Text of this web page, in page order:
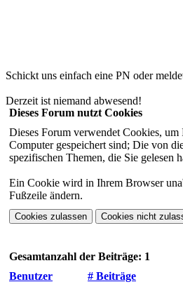
Schickt uns einfach eine PN oder
Derzeit ist niemand abwesend!
Dieses Forum nutzt Cookies
Dieses Forum verwendet Cookies,
Computer gespeichert sind; Die von
spezifischen Themen, die Sie gelesen
Ein Cookie wird in Ihrem Browser
Fußzeile ändern.
Gesamtanzahl der Beiträge: 1
Benutzer
# Beiträge